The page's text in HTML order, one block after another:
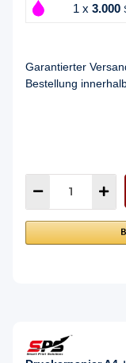
1 x 3.000
Garantierter
Bestellung